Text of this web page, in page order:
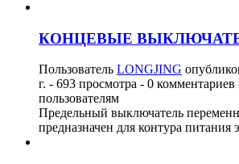
КОНЦЕВЫЕ
Пользователь LONGJING
г. - 693 просмотра - 0 комментариев
пользователям
Предельный выключатель
предназначен для контура питания